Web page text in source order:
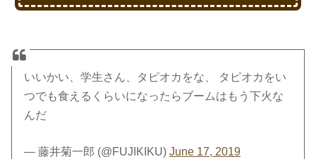
いいかい、学生さん、タピオカをな、 タピオカをい
つでも食えるくらいになったらブームはもう下火な
んだ
— 藤井菊一郎 (@FUJIKIKU)June 17, 2019